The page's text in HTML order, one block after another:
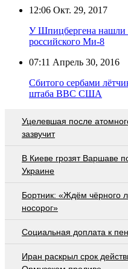
12:06 Окт. 29, 2017
У Шпицбергена нашли
российского Ми-8
07:11 Апрель 30, 2016
Сбитого сербами
штаба ВВС США
Уцелевшая после
зазвучит
В Киеве грозят Варшаве
Украине
Бортник: «Ждём чёрного
носорог»
Социальная доплата к
Иран раскрыл срок